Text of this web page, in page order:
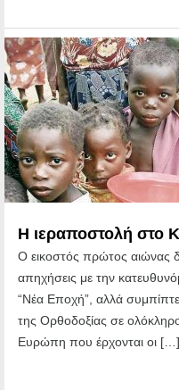
Η ιεραποστολή στο
Ο εικοστός πρώτος αιώνας
απηχήσεις με την
“Νέα Εποχή”, αλλά
της Ορθοδοξίας σε
Ευρώπη που έρχονται οι […]